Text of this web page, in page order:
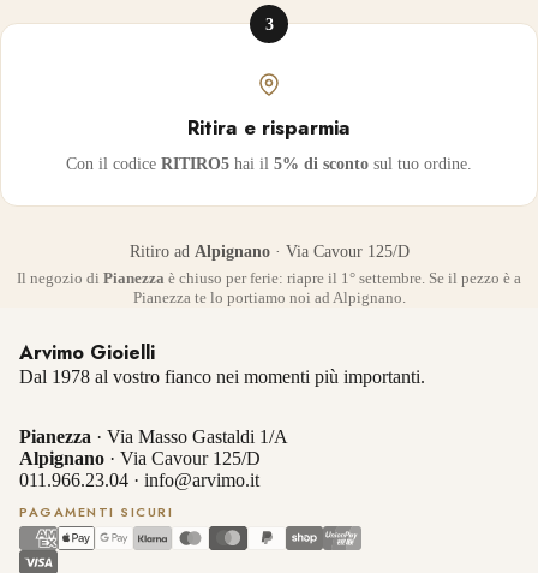
3
Ritira e risparmia
Con il codice RITIRO5 hai il 5% di sconto sul tuo ordine.
Ritiro ad Alpignano· Via Cavour 125/D
Il negozio di Pianezza è chiuso per ferie: riapre il 1° settembre. Se il pezzo è a
Pianezza te lo portiamo noi ad Alpignano.
Arvimo Gioielli
Dal 1978 al vostro fianco nei momenti più importanti.
Pianezza · Via Masso Gastaldi 1/A
Alpignano · Via Cavour 125/D
011.966.23.04 · info@arvimo.it
PAGAMENTI SICURI